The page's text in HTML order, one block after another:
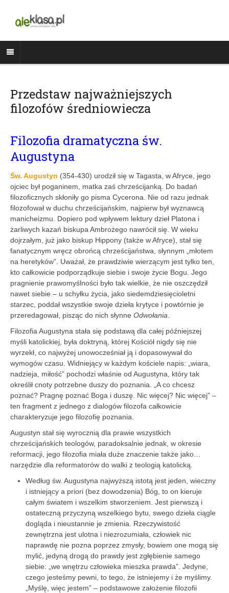
Przedstaw najważniejszych
filozofów średniowiecza
Filozofia dramatyczna św.
Augustyna
Św. Augustyn (354-430) urodził się w Tagasta, w Afryce, jego
ojciec był poganinem, matka zaś chrześcijanką. Do badań
filozoficznych skłoniły go pisma Cycerona. Nie od razu jednak
filozofował w duchu chrześcijańskim, najpierw był wyznawcą
manicheizmu. Dopiero pod wpływem lektury dzieł Platona i
żarliwych kazań biskupa Ambrożego nawrócił się. W wieku
dojrzałym, już jako biskup Hippony (także w Afryce), stał się
fanatycznym wręcz obrońcą chrześcijaństwa, słynnym „młotem
na heretyków”. Uważał, że prawdziwie wierzącym jest tylko ten,
kto całkowicie podporządkuje siebie i swoje życie Bogu. Jego
pragnienie prawomyślności było tak wielkie, że nie oszczędził
nawet siebie – u schyłku życia, jako siedemdziesięcioletni
starzec, poddał wszystkie swoje dzieła krytyce i powtórnie je
przeredagował, pisząc do nich słynne Odwołania
Filozofia Augustyna stała się podstawą dla całej późniejszej
myśli katolickiej, była doktryną, której Kościół nigdy się nie
wyrzekł, co najwyżej unowocześniał ją i dopasowywał do
wymogów czasu. Widniejący w każdym kościele napis: „wiara,
nadzieja, miłość” pochodzi właśnie od Augustyna, który tak
określił cnoty potrzebne duszy do poznania. „A co chcesz
poznać? Pragnę poznać Boga i duszę. Nic więcej? Nic więcej” –
ten fragment z jednego z dialogów filozofa całkowicie
charakteryzuje jego filozofię poznania.
Augustyn stał się wyrocznią dla prawie wszystkich
chrześcijańskich teologów, paradoksalnie jednak, w okresie
reformacji, jego filozofia miała duże znaczenie także jako…
narzędzie dla reformatorów do walki z teologią katolicką.
Według św. Augustyna najwyższą istotą jest jeden, wieczny
i istniejący a priori (bez dowodzenia) Bóg, to on kieruje
całym światem i wszelkim stworzeniem. Jest pierwszą i
ostateczną przyczyną wszelkiego bytu, swego dzieła ciągle
dogląda i nieustannie je zmienia. Rzeczywistość
zewnętrzna jest ulotna i niezrozumiała, człowiek nic
naprawdę nie pozna poprzez zmysły, bowiem one mogą się
mylić, jedyną drogą do prawdy jest zgłębienie samego
siebie: „we wnętrzu człowieka mieszka prawda”. Jedyne,
czego jesteśmy pewni, to tego, że istniejemy i że myślimy.
„Myślę, więc jestem” – podstawowe założenie filozofii